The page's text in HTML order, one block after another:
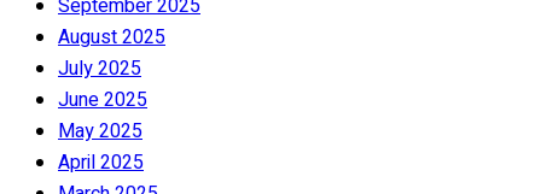
September 2025
August 2025
July 2025
June 2025
May 2025
April 2025